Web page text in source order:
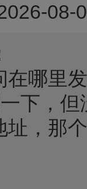
08-
在哪里
下，
址，那